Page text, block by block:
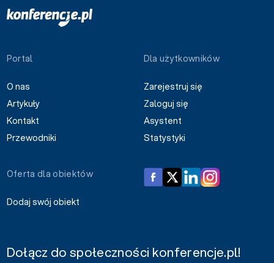
Portal
O nas
Artykuły
Kontakt
Przewodniki
Dla użytkowników
Zarejestruj się
Zaloguj się
Asystent
Statystyki
Oferta dla obiektów
Dodaj swój obiekt
Dołącz do społeczności konferencje.pl!